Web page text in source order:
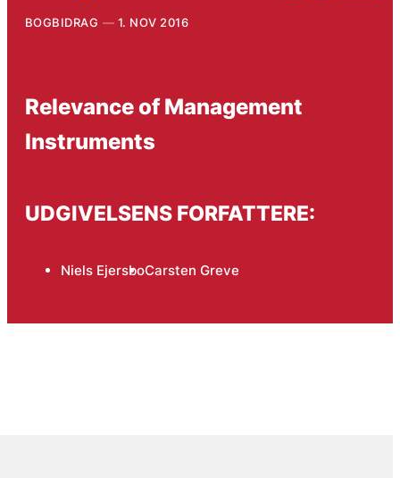
BOGBIDRAG 1. NOV 2016
Relevance of Management
Instruments
UDGIVELSENS FORFATTERE:
Niels EjersboCarsten Greve